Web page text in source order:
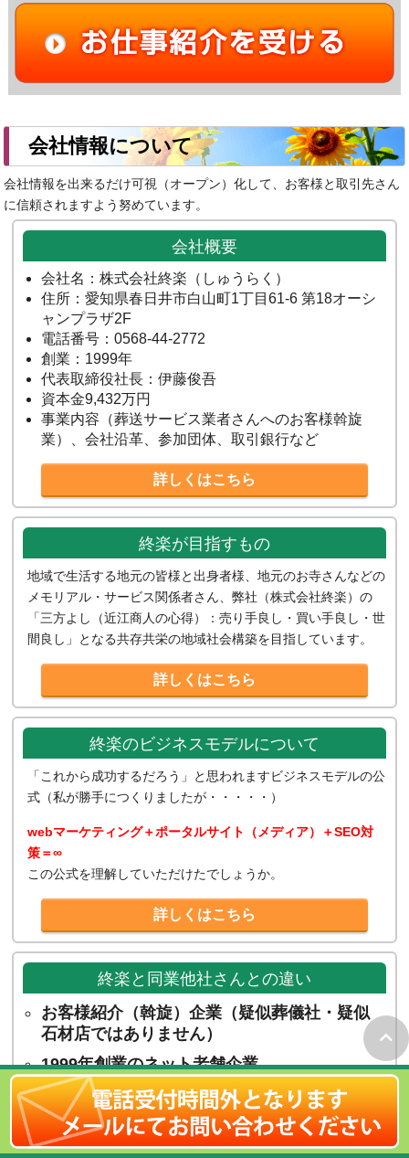
会社情報について
会社情報を出来るだけ可視（オープン）化して、お客様と取引先さん
に信頼されますよう努めています。
会社概要
会社名：株式会社終楽（しゅうらく）
住所：愛知県春日井市白山町1丁目61-6 第18オーシ
ャンプラザ2F
電話番号：0568-44-2772
創業：1999年
代表取締役社長：伊藤俊吾
資本金9,432万円
事業内容（葬送サービス業者さんへのお客様斡旋
業）、会社沿革、参加団体、取引銀行など
詳しくはこちら
終楽が目指すもの
地域で生活する地元の皆様と出身者様、地元のお寺さんなどの
メモリアル・サービス関係者さん、弊社（株式会社終楽）の
「三方よし（近江商人の心得）：売り手良し・買い手良し・世
間良し」となる共存共栄の地域社会構築を目指しています。
詳しくはこちら
終楽のビジネスモデルについて
「これから成功するだろう」と思われますビジネスモデルの公
式（私が勝手につくりましたが・・・・・）
webマーケティング＋ポータルサイト（メディア）＋SEO対
策＝∞
この公式を理解していただけたでしょうか。
詳しくはこちら
終楽と同業他社さんとの違い
お客様紹介（斡旋）企業（疑似葬儀社・疑似
石材店ではありません）
1999年創業のネット老舗企業
マーケティングとSEO対策に強い企業
葬送サービスに特化した企業
弊社社長の出自は流通業（ゼネラル・マーチ